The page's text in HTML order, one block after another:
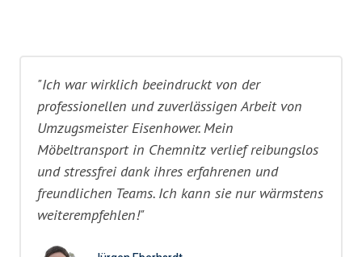
"Ich war wirklich beeindruckt von der
professionellen und zuverlässigen Arbeit von
Umzugsmeister Eisenhower. Mein
Möbeltransport in Chemnitz verlief reibungslos
und stressfrei dank ihres erfahrenen und
freundlichen Teams. Ich kann sie nur wärmstens
weiterempfehlen!"